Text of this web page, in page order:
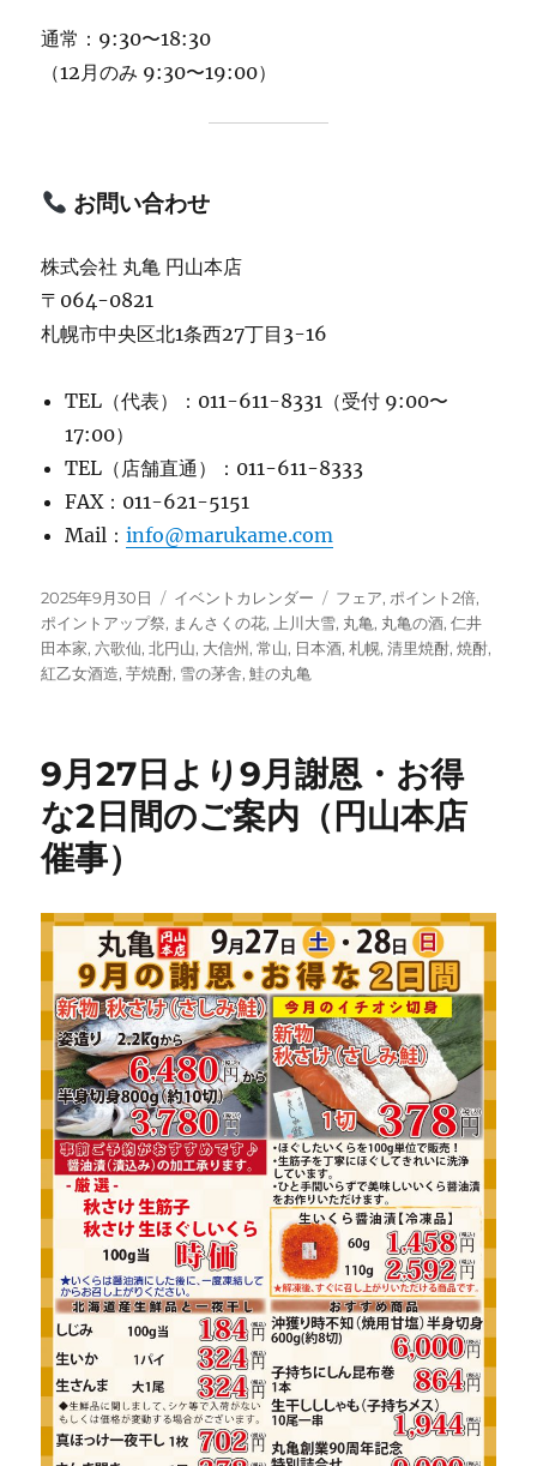
通常：9:30〜18:30
（12月のみ 9:30〜19:00）
お問い合わせ
株式会社 丸亀 円山本店
〒064-0821
札幌市中央区北1条西27丁目3-16
TEL（代表）：011-611-8331（受付 9:00〜
17:00）
TEL（店舗直通）：011-611-8333
FAX：011-621-5151
Mail：info@marukame.com
投
稿
日:
2025年9月30日
カ
テ
ゴ
リ
イベントカレンダー
タ
グ
フェア, ポイント2倍,
ポイントアップ祭, まんさくの花, 上川大雪, 丸亀, 丸亀の酒,仁井
田本家, 六歌仙,北円山, 大信州 ,常山, 日本酒,札幌,清里焼酎,焼酎,
紅乙女酒造,芋焼酎, 雪の茅舎,鮭の丸亀
9月27日より9月謝恩・お得
な2日間のご案内（円山本店
催事）